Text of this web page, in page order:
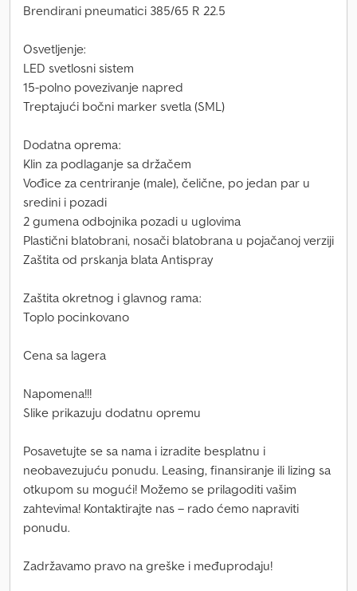
Brendirani pneumatici 385/65 R 22.5
Osvetljenje:
LED svetlosni sistem
15-polno povezivanje napred
Treptajući bočni marker svetla (SML)
Dodatna oprema:
Klin za podlaganje sa držačem
Vođice za centriranje (male), čelične, po jedan par u
sredini i pozadi
2 gumena odbojnika pozadi u uglovima
Plastični blatobrani, nosači blatobrana u pojačanoj verziji
Zaštita od prskanja blata Antispray
Zaštita okretnog i glavnog rama:
Toplo pocinkovano
Cena sa lagera
Napomena!!!
Slike prikazuju dodatnu opremu
Posavetujte se sa nama i izradite besplatnu i
neobavezujuću ponudu. Leasing, finansiranje ili lizing sa
otkupom su mogući! Možemo se prilagoditi vašim
zahtevima! Kontaktirajte nas – rado ćemo napraviti
ponudu.
Zadržavamo pravo na greške i međuprodaju!